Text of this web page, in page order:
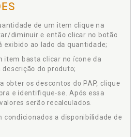
de um item clique na
diminuir e então clicar no botão
exibido ao lado da quantidade;
item basta clicar no ícone da
descrição do produto;
obter os descontos do PAP, clique
e identifique-se. Após essa
serão recalculados.
condicionados a disponibilidade de